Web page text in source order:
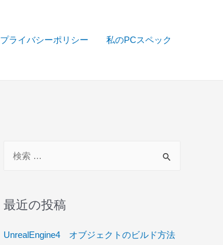
プライバシーポリシー 私のPCスペック
象
最近の投稿
UnrealEngine4 オブジェクトのビルド方法